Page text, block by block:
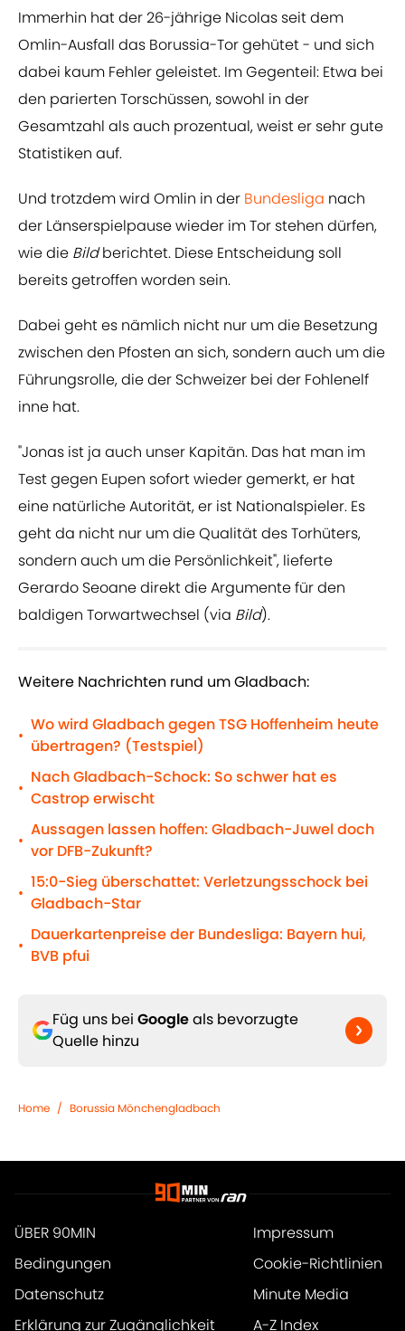
Immerhin hat der 26-jährige Nicolas seit dem
Omlin-Ausfall das Borussia-Tor gehütet - und sich
dabei kaum Fehler geleistet. Im Gegenteil: Etwa bei
den parierten Torschüssen, sowohl in der
Gesamtzahl als auch prozentual, weist er sehr gute
Statistiken auf.
Und trotzdem wird Omlin in der Bundesliga nach
der Länserspielpause wieder im Tor stehen dürfen,
wie die Bildberichtet. Diese Entscheidung soll
bereits getroffen worden sein.
Dabei geht es nämlich nicht nur um die Besetzung
zwischen den Pfosten an sich, sondern auch um die
Führungsrolle, die der Schweizer bei der Fohlenelf
inne hat.
"Jonas ist ja auch unser Kapitän. Das hat man im
Test gegen Eupen sofort wieder gemerkt, er hat
eine natürliche Autorität, er ist Nationalspieler. Es
geht da nicht nur um die Qualität des Torhüters,
sondern auch um die Persönlichkeit", lieferte
Gerardo Seoane direkt die Argumente für den
baldigen Torwartwechsel (via Bild).
Weitere Nachrichten rund um Gladbach:
•
Wo wird Gladbach gegen TSG Hoffenheim heute
übertragen? (Testspiel)
•
Nach Gladbach-Schock: So schwer hat es
Castrop erwischt
•
Aussagen lassen hoffen: Gladbach-Juwel doch
vor DFB-Zukunft?
•
15:0-Sieg überschattet: Verletzungsschock bei
Gladbach-Star
•
Dauerkartenpreise der Bundesliga: Bayern hui,
BVB pfui
Füg uns bei Googleals bevorzugte
Quelle hinzu
Home / Borussia Mönchengladbach
ÜBER 90MIN
Impressum
Bedingungen
Cookie-Richtlinien
Datenschutz
Minute Media
Erklärung zur Zugänglichkeit
A-Z Index